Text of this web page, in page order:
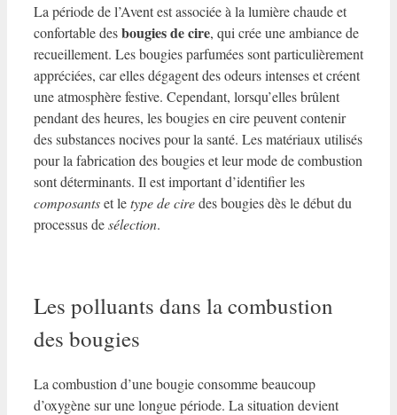
La période de l’Avent est associée à la lumière chaude et
confortable desbougies de cire, qui crée une ambiance de
recueillement. Lesbougies parfuméessont particulièrement
appréciées, car elles dégagent des odeurs intenses et créent
une atmosphère festive. Cependant, lorsqu’elles brûlent
pendant des heures, les bougies en cire peuvent contenir
des substances nocives pour la santé. Les matériaux utilisés
pour la fabrication des bougies et leur mode de combustion
sont déterminants. Il est important d’identifier les
composantset letype de ciredes bougies dès le début du
processus desélection.
Les polluants dans la combustion
des bougies
La combustion d’une bougie consomme beaucoup
d’oxygène sur une longue période. La situation devient